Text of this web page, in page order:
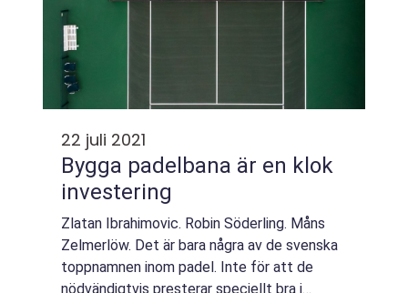
22 juli 2021
Bygga padelbana är en klok
investering
Zlatan Ibrahimovic. Robin Söderling. Måns
Zelmerlöw. Det är bara några av de svenska
toppnamnen inom padel. Inte för att de
nödvändigtvis presterar speciellt bra i